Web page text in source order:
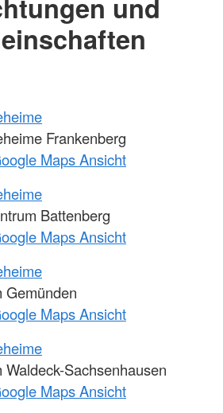
und
Frankenberg
Maps Ansicht
Battenberg
Maps Ansicht
Gemünden
Maps Ansicht
Sachsenhausen
Maps Ansicht